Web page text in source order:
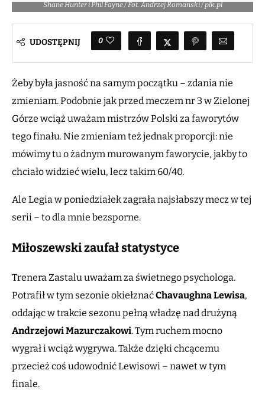
Shane Hunter i Phil Fayne / Fot. Andrzej Romański / plk.pl
UDOSTĘPNIJ 0
Żeby była jasność na samym początku – zdania nie
zmieniam. Podobnie jak przed meczem nr 3 w Zielonej
Górze wciąż uważam mistrzów Polski za faworytów
tego finału. Nie zmieniam też jednak proporcji: nie
mówimy tu o żadnym murowanym faworycie, jakby to
chciało widzieć wielu, lecz takim 60/40.
Ale Legia w poniedziałek zagrała najsłabszy mecz w tej
serii – to dla mnie bezsporne.
Miłoszewski zaufał statystyce
Trenera Zastalu uważam za świetnego psychologa.
Potrafił w tym sezonie okiełznaćChavaughna Lewisa,
oddając w trakcie sezonu pełną władzę nad drużyną
Andrzejowi Mazurczakowi. Tym ruchem mocno
wygrał i wciąż wygrywa. Także dzięki chcącemu
przecież coś udowodnić Lewisowi – nawet w tym
finale.